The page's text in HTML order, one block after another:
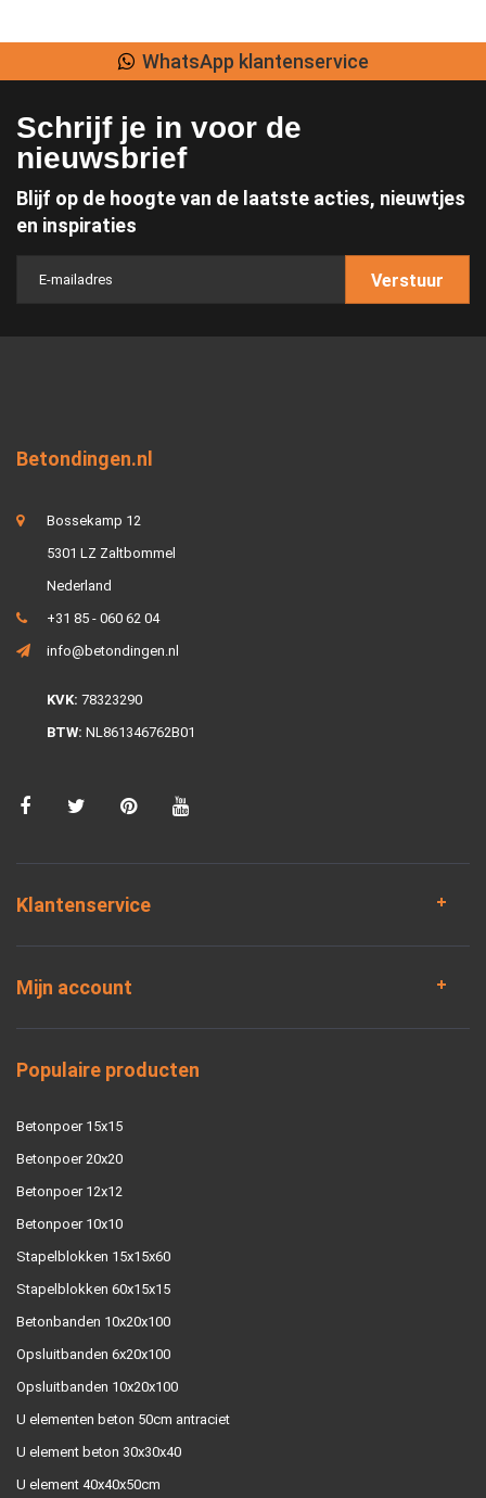
WhatsApp klantenservice
Schrijf je in voor de
nieuwsbrief
Blijf op de hoogte van de laatste acties, nieuwtjes
en inspiraties
Verstuur
Betondingen.nl
Bossekamp 12
5301 LZ Zaltbommel
Nederland
+31 85 - 060 62 04
info@betondingen.nl
KVK: 78323290
BTW: NL861346762B01
Klantenservice
Mijn account
Populaire producten
Betonpoer 15x15
Betonpoer 20x20
Betonpoer 12x12
Betonpoer 10x10
Stapelblokken 15x15x60
Stapelblokken 60x15x15
Betonbanden 10x20x100
Opsluitbanden 6x20x100
Opsluitbanden 10x20x100
U elementen beton 50cm antraciet
U element beton 30x30x40
U element 40x40x50cm